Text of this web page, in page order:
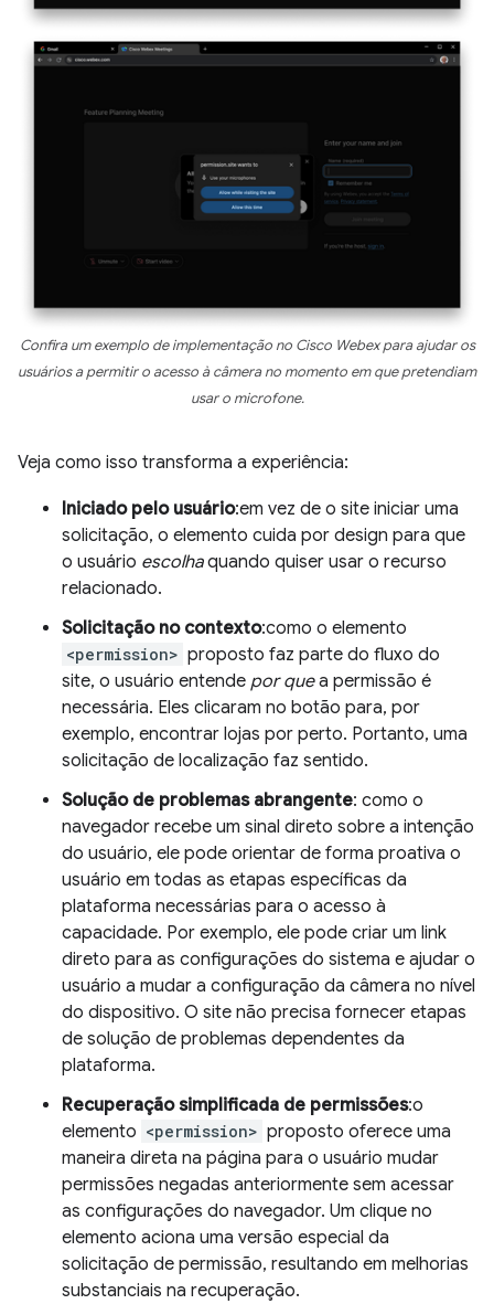
Confira um exemplo de implementação no Cisco Webex para ajudar os
usuários a permitir o acesso à câmera no momento em que pretendiam
usar o microfone.
Veja como isso transforma a experiência:
Iniciado pelo usuário:em vez de o site iniciar uma
solicitação, o elemento cuida por design para que
o usuário escolhaquando quiser usar o recurso
relacionado.
Solicitação no contexto:como o elemento
<permission> proposto faz parte do fluxo do
site, o usuário entende por quea permissão é
necessária. Eles clicaram no botão para, por
exemplo, encontrar lojas por perto. Portanto, uma
solicitação de localização faz sentido.
Solução de problemas abrangente: como o
navegador recebe um sinal direto sobre a intenção
do usuário, ele pode orientar de forma proativa o
usuário em todas as etapas específicas da
plataforma necessárias para o acesso à
capacidade. Por exemplo, ele pode criar um link
direto para as configurações do sistema e ajudar o
usuário a mudar a configuração da câmera no nível
do dispositivo. O site não precisa fornecer etapas
de solução de problemas dependentes da
plataforma.
Recuperação simplificada de permissões:o
elemento <permission> proposto oferece uma
maneira direta na página para o usuário mudar
permissões negadas anteriormente sem acessar
as configurações do navegador. Um clique no
elemento aciona uma versão especial da
solicitação de permissão, resultando em melhorias
substanciais na recuperação.